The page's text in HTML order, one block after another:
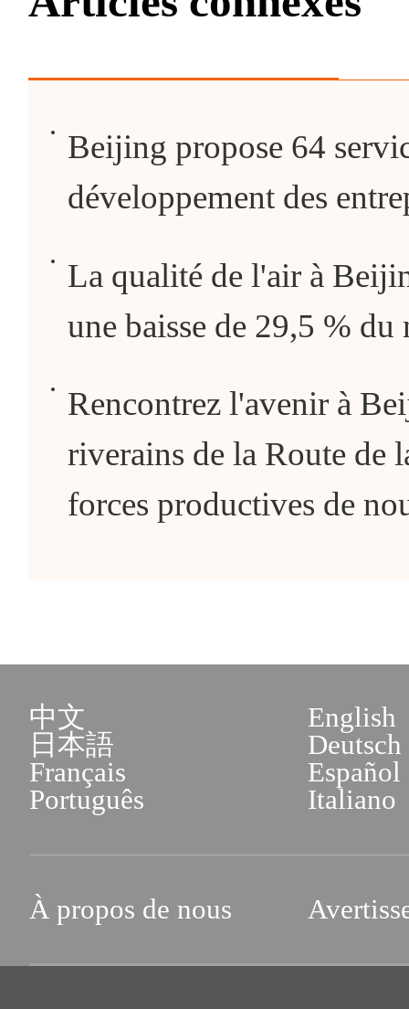
Beijing propose 64
développement des
La qualité de l'air à
une baisse de 29,5 %
Rencontrez l'avenir à
riverains de la Route de
forces productives de
中文
English
日本語
Deutsch
Français
Español
Português
Italiano
À propos de nous